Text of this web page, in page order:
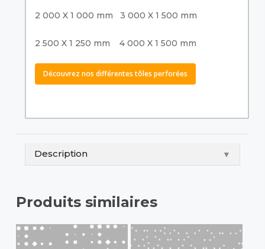
2 000 X 1 000 mm 3 000 X 1 500 mm
2 500 X 1 250 mm 4 000 X 1 500 mm
Découvrez nos différentes tôles perforées
Description ▼
Produits similaires